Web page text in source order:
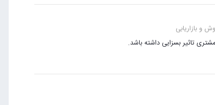
و بازاریابی
تاثیر بسزایی داشته باشد.